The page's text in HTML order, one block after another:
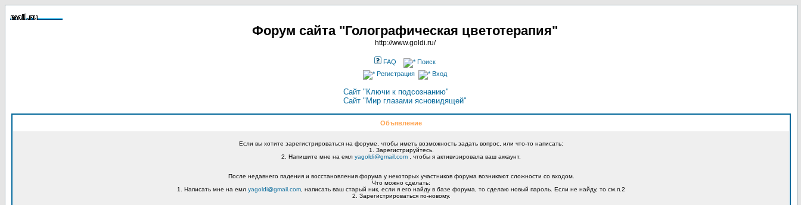
Форум сайта "Голографическая цветотерапия"
http://www.goldi.ru/
FAQ
Поиск
Регистрация
Вход
Сайт "Ключи к подсознанию"
Сайт "Мир глазами ясновидящей"
Объявление
Если вы хотите зарегистрироваться на форуме, чтобы иметь возможность задать вопрос, или что-то написать:
1. Зарегистрируйтесь.
2. Напишите мне на емл yagoldi@gmail.com , чтобы я активизировала ваш аккаунт.
После недавнего падения и восстановления форума у некоторых участников форума возникают сложности со входом.
Что можно сделать:
1. Написать мне на емл yagoldi@gmail.com , написать ваш старый ник, если я его найду в базе форума, то сделаю новый пароль. Если не найду, то см.п.2
2. Зарегистрироваться по-новому.